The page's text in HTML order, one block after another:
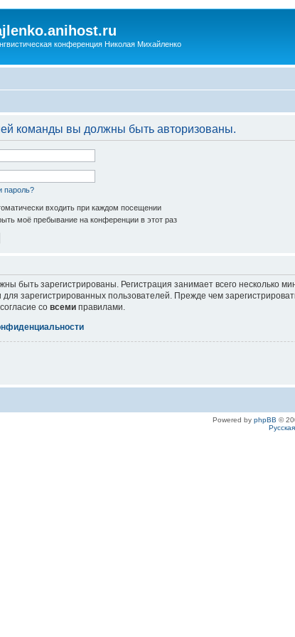
конференция Николая Михайленко
команды вы должны быть авторизованы.
пароль?
входить при каждом посещении
моё пребывание на конференции в этот раз
быть зарегистрированы. Регистрация занимает всего несколько
зарегистрированных пользователей. Прежде чем
со всеми правилами.
Powered by phpBB ©